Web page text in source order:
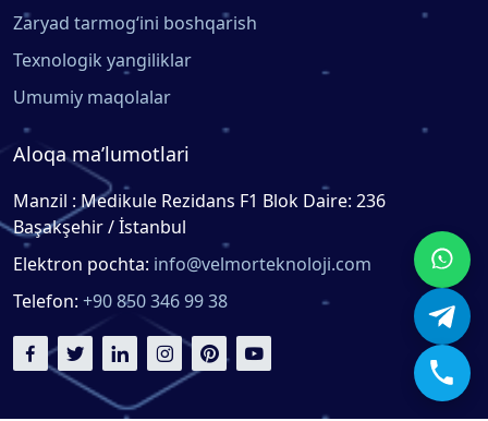
Zaryad tarmog‘ini boshqarish
Texnologik yangiliklar
Umumiy maqolalar
Aloqa ma’lumotlari
Manzil : Medikule Rezidans F1 Blok Daire: 236
Başakşehir / İstanbul
Elektron pochta: info@velmorteknoloji.com
Telefon: +90 850 346 99 38